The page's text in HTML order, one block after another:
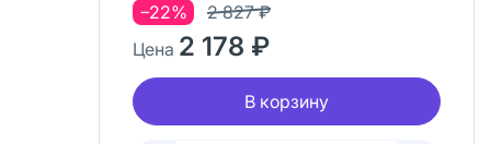
−22%
2 827 ₽
Цена 2 178 ₽
В корзину